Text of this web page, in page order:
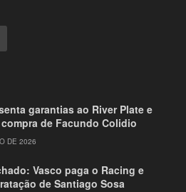
garantias ao River Plate e
de Facundo Colidio
DE 2026
Vasco paga o Racing e
de Santiago Sosa